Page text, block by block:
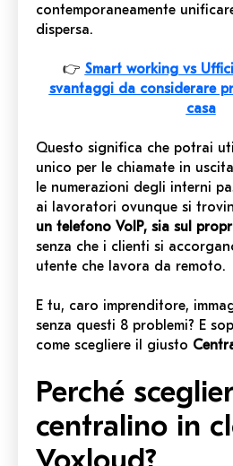
contemporaneamente
dispersa.
👉 Smart working vs
svantaggi da considerare
casa
Questo significa che potrai
unico per le chiamate in
le numerazioni degli interni
ai lavoratori ovunque si
un telefono VoIP, sia sul
senza che i clienti si
utente che lavora da remoto.
E tu, caro imprenditore,
senza questi 8 problemi? E
come scegliere il giusto
Perché
centralino in